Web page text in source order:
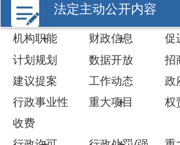
计划规划
数据开放
招商引资
建议提案
工作动态
政府采购
收费
行政许可 行政处罚/强 重大决策
重点民生领
域